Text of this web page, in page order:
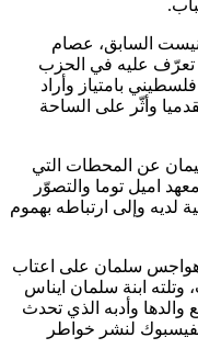
السابق، عصام
عليه في الحزب
بامتياز وأراد
وأثّر على الساحة
عن المحطات التي
اميل توما والتصوّر
لديه وإلى ارتباطه بهموم
سلمان على اعتاب
ابنة سلمان ايناس
وأدبه الذي تحدث
لنشر خواطر